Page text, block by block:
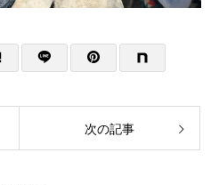
次の記事